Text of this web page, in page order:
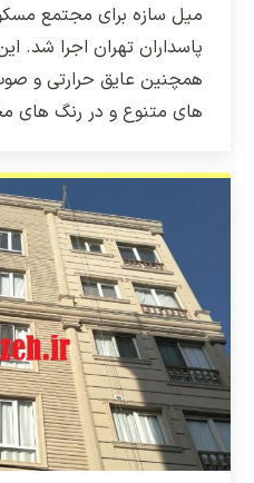
میل سازه برای مجتمع
پاسداران تهران اجرا شد.
همچنین عایق حرارتی و
های متنوع و در رنگ های